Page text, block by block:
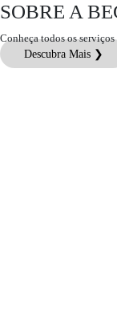
SOBRE A
Conheça todos os
Descubra Mais ❯